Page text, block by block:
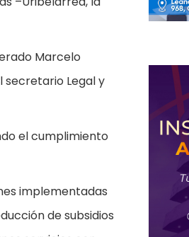
Marcelo
secretario Legal y
el cumplimiento
implementadas
de subsidios